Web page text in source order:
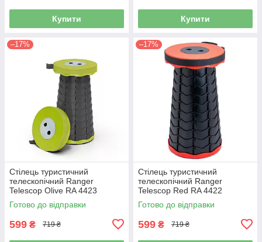
Купити Купити
–17%
Стілець туристичний
телескопічний Ranger
Telescop Olive RA 4423
складаний
Готово до відправки
599 ₴ 719 ₴
–17%
Стілець туристичний
телескопічний Ranger
Telescop Red RA 4422
складаний
Готово до відправки
599 ₴ 719 ₴